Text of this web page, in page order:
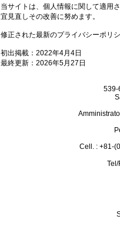
当サイトは、個人情報に関して適用
宜見直しその改善に努めます。
修正された最新のプライバシーポリ
初出掲載：2022年4月4日
最終更新：2026年5月27日
539-
Cell. : +81-